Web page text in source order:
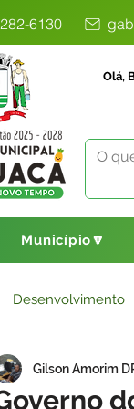
6130
Olá,
Município🔽
Desenvolvimento
Comunicado
Gilson Amorim